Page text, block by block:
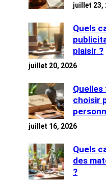
juillet 23,
Quels
plaisir ?
juillet 20, 2026
choisir
juillet 16, 2026
Quels
des
?